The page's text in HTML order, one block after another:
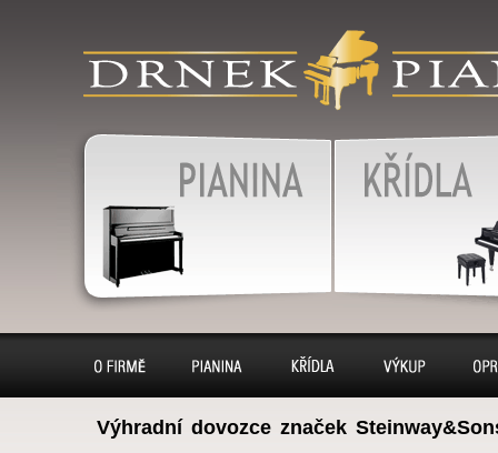
klavír, klavíry, piáno,
pianino, pianina, – piano
výkup, pronájem, servis
Výhradní dovozce značek
O firmě Pianina Klavíry Výkup